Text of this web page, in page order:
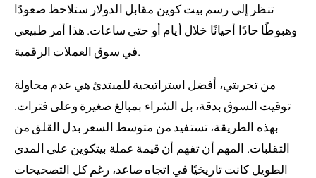
تنظر إلى رسم بيت كوين مقابل الدولار ستلاحظ صعودًا
وهبوطًا حادًا أحيانًا خلال أيام أو حتى ساعات. هذا أمر طبيعي
في سوق العملات الرقمية.
من تجربتي، أفضل استراتيجية للمبتدئ هي عدم محاولة
توقيت السوق بدقة، بل الشراء بمبالغ صغيرة وعلى فترات.
بهذه الطريقة، تستفيد من متوسط السعر بدل القلق من
التقلبات. المهم أن تفهم أن قيمة عملة بيتكوين على المدى
الطويل كانت تاريخيًا في اتجاه صاعد، رغم كل التصحيحات